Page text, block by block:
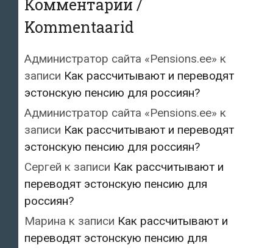
Комментарии /
Kommentaarid
Администратор сайта «Pensions.ee» к
записи Как рассчитывают и переводят
эстонскую пенсию для россиян?
Администратор сайта «Pensions.ee» к
записи Как рассчитывают и переводят
эстонскую пенсию для россиян?
Сергей к записи Как рассчитывают и
переводят эстонскую пенсию для
россиян?
Марина к записи Как рассчитывают и
переводят эстонскую пенсию для